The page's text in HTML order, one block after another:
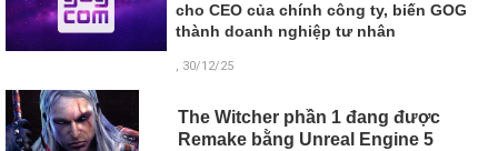
cho CEO của chính công ty, biến GOG
thành doanh nghiệp tư nhân
, 30/12/25
The Witcher phần 1 đang được
Remake bằng Unreal Engine 5